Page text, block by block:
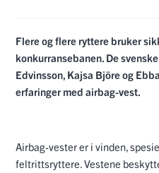
Flere og flere ryttere bruker
konkurransebanen. De
Edvinsson, Kajsa Björe og
erfaringer med airbag-vest.
Airbag-vester er i vinden,
feltrittsryttere. Vestene